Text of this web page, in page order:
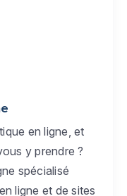
en ligne, et
y prendre ?
spécialisé
ligne et de sites